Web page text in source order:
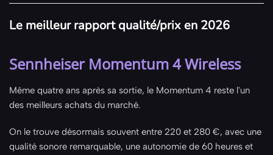
Le meilleur rapport qualité/prix en 2026
Sennheiser Momentum 4 Wireless
Même quatre ans après sa sortie, le Momentum 4 reste l'un
des meilleurs achats du marché.
On le trouve désormais souvent entre 220 et 280 €, avec une
qualité sonore remarquable, une autonomie de 60 heures et